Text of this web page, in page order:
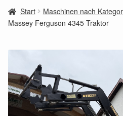
Start Maschinen nach
Massey Ferguson 4345 Traktor